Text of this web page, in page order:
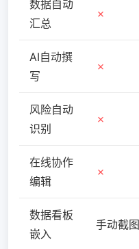
数据自动
汇总
✗
AI自动撰
写
✗
风险自动
识别
✗
在线协作
编辑
✗
数据看板
嵌入
手动截图